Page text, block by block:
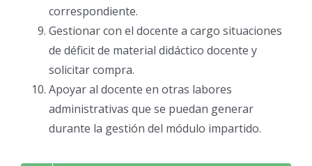
correspondiente.
Gestionar con el docente a cargo situaciones
de déficit de material didáctico docente y
solicitar compra.
Apoyar al docente en otras labores
administrativas que se puedan generar
durante la gestión del módulo impartido.